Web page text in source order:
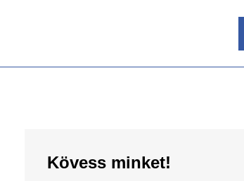
Kövess minket!